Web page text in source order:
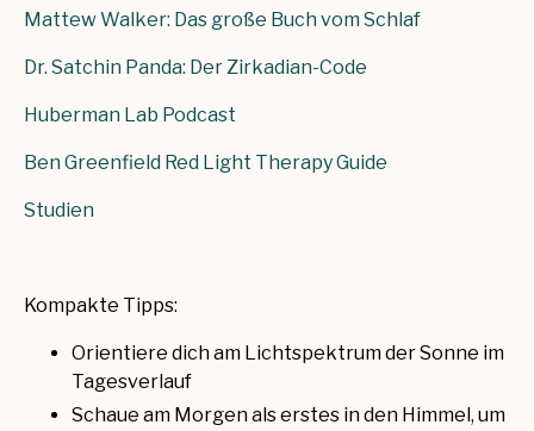
Mattew Walker: Das große Buch vom Schlaf
Dr. Satchin Panda: Der Zirkadian-Code
Huberman Lab Podcast
Ben Greenfield Red Light Therapy Guide
Studien
Kompakte Tipps:
Orientiere dich am Lichtspektrum der Sonne im
Tagesverlauf
Schaue am Morgen als erstes in den Himmel, um